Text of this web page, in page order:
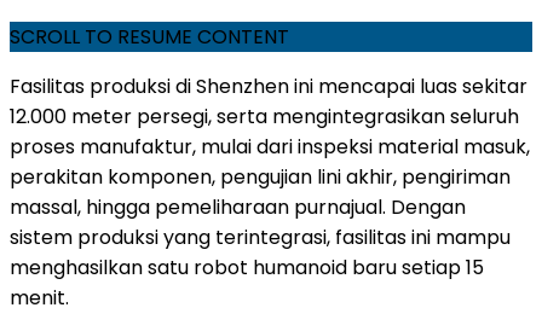
SCROLL TO RESUME CONTENT
Fasilitas produksi di Shenzhen ini mencapai luas sekitar
12.000 meter persegi, serta mengintegrasikan seluruh
proses manufaktur, mulai dari inspeksi material masuk,
perakitan komponen, pengujian lini akhir, pengiriman
massal, hingga pemeliharaan purnajual. Dengan
sistem produksi yang terintegrasi, fasilitas ini mampu
menghasilkan satu robot humanoid baru setiap 15
menit.